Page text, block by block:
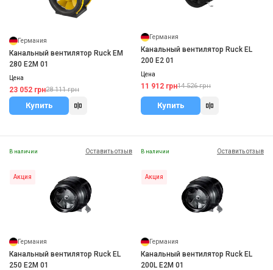
Германия
Канальный вентилятор Ruck EM
280 E2M 01
Цена
23 052 грн28 111 грн
Купить
Германия
Канальный вентилятор Ruck EL
200 E2 01
Цена
11 912 грн14 526 грн
Купить
В наличии Оставить отзыв
Акция
Германия
Канальный вентилятор Ruck EL
250 E2M 01
В наличии Оставить отзыв
Акция
Германия
Канальный вентилятор Ruck EL
200L E2M 01